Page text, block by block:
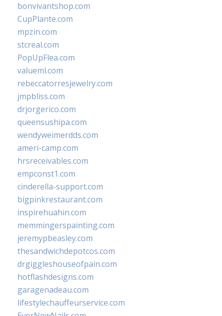
bonvivantshop.com
CupPlante.com
mpzin.com
stcreal.com
PopUpFlea.com
valueml.com
rebeccatorresjewelry.com
jmpbliss.com
drjorgerico.com
queensushipa.com
wendyweimerdds.com
ameri-camp.com
hrsreceivables.com
empconst1.com
cinderella-support.com
bigpinkrestaurant.com
inspirehuahin.com
memmingerspainting.com
jeremypbeasley.com
thesandwichdepotcos.com
drgiggleshouseofpain.com
hotflashdesigns.com
garagenadeau.com
lifestylechauffeurservice.com